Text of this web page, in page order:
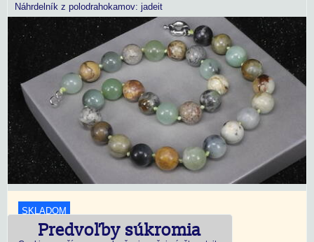
Náhrdelník z polodrahokamov: jadeit
SKLADOM
Predvoľby súkromia